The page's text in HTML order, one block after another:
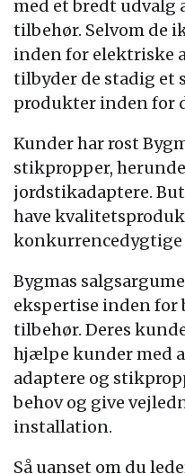
med et bredt udvalg
tilbehør. Selvom de
inden for elektriske
tilbyder de stadig et
produkter inden for
Kunder har rost
stikpropper,
jordstikadaptere.
have
konkurrencedygtige
Bygmas
ekspertise inden for
tilbehør. Deres
hjælpe kunder med
adaptere og
behov og give
installation.
Så uanset om du